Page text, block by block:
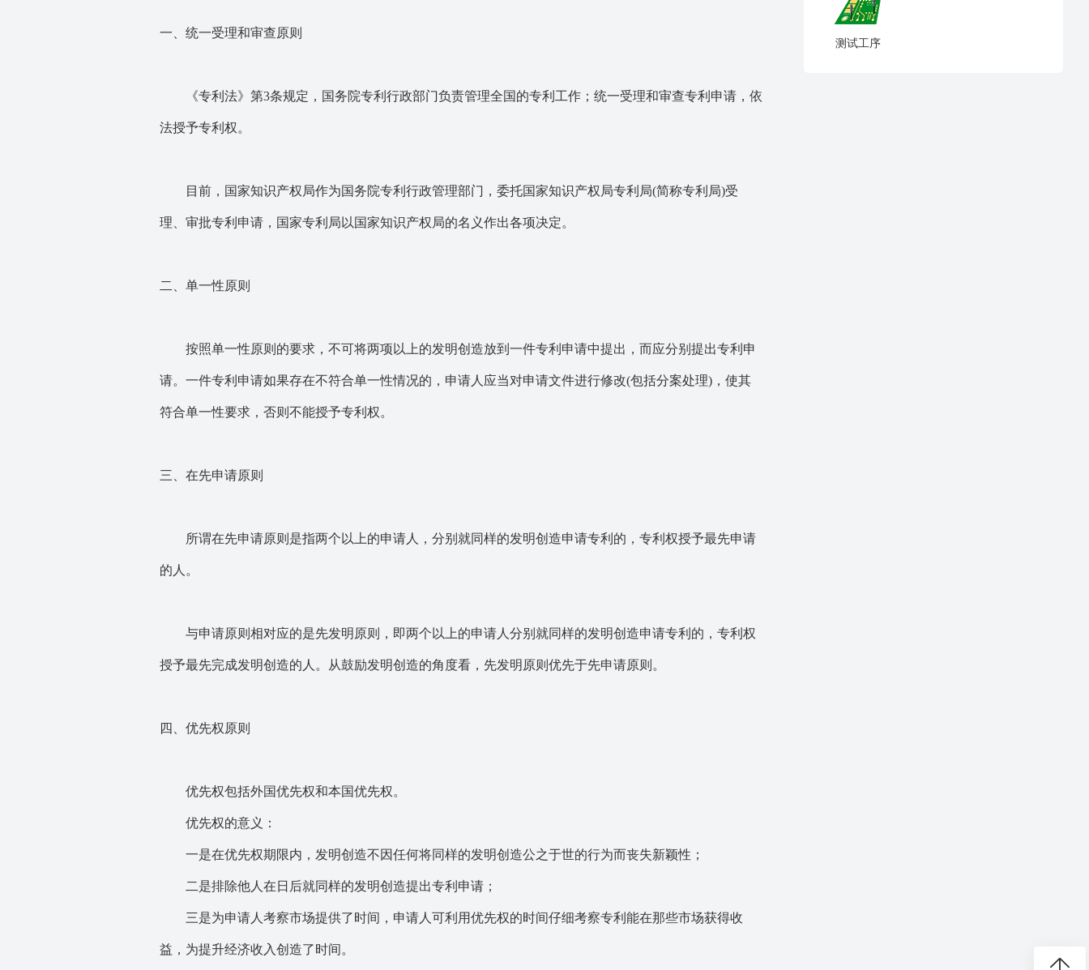
一、统一受理和审查原则
《专利法》第3条规定，国务院专利行政部门负责管理全国的专利工作；统一受理和审查专利申请，依
法授予专利权。
目前，国家知识产权局作为国务院专利行政管理部门，委托国家知识产权局专利局(简称专利局)受
理、审批专利申请，国家专利局以国家知识产权局的名义作出各项决定。
二、单一性原则
按照单一性原则的要求，不可将两项以上的发明创造放到一件专利申请中提出，而应分别提出专利申
请。一件专利申请如果存在不符合单一性情况的，申请人应当对申请文件进行修改(包括分案处理)，使其
符合单一性要求，否则不能授予专利权。
三、在先申请原则
所谓在先申请原则是指两个以上的申请人，分别就同样的发明创造申请专利的，专利权授予最先申请
的人。
与申请原则相对应的是先发明原则，即两个以上的申请人分别就同样的发明创造申请专利的，专利权
授予最先完成发明创造的人。从鼓励发明创造的角度看，先发明原则优先于先申请原则。
四、优先权原则
优先权包括外国优先权和本国优先权。
优先权的意义：
一是在优先权期限内，发明创造不因任何将同样的发明创造公之于世的行为而丧失新颖性；
二是排除他人在日后就同样的发明创造提出专利申请；
三是为申请人考察市场提供了时间，申请人可利用优先权的时间仔细考察专利能在那些市场获得收
益，为提升经济收入创造了时间。
测试工序